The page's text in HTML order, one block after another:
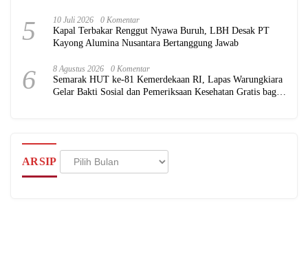
5 10 Juli 2026 0 Komentar
Kapal Terbakar Renggut Nyawa Buruh, LBH Desak PT
Kayong Alumina Nusantara Bertanggung Jawab
6 8 Agustus 2026 0 Komentar
Semarak HUT ke-81 Kemerdekaan RI, Lapas Warungkiara
Gelar Bakti Sosial dan Pemeriksaan Kesehatan Gratis bagi
ARSIP
Arsip